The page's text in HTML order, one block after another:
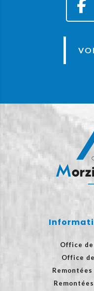
Office
Office